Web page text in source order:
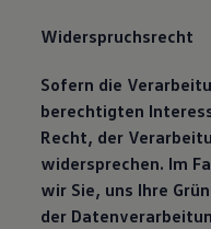
Widerspruchsrecht
Sofern die
berechtigten
Recht, der
widersprechen. Im
wir Sie, uns Ihre
der